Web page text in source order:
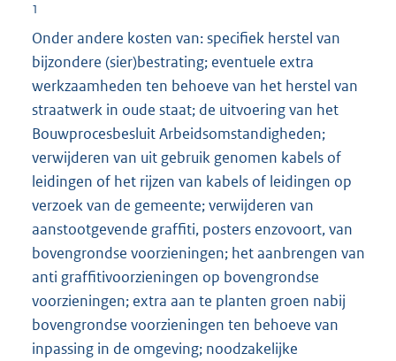
1
Onder andere kosten van: specifiek herstel van
bijzondere (sier)bestrating; eventuele extra
werkzaamheden ten behoeve van het herstel van
straatwerk in oude staat; de uitvoering van het
Bouwprocesbesluit Arbeidsomstandigheden;
verwijderen van uit gebruik genomen kabels of
leidingen of het rijzen van kabels of leidingen op
verzoek van de gemeente; verwijderen van
aanstootgevende graffiti, posters enzovoort, van
bovengrondse voorzieningen; het aanbrengen van
anti graffitivoorzieningen op bovengrondse
voorzieningen; extra aan te planten groen nabij
bovengrondse voorzieningen ten behoeve van
inpassing in de omgeving; noodzakelijke